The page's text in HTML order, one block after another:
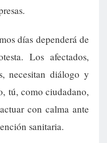
días dependerá de
Los afectados,
necesitan diálogo y
tú, como ciudadano,
con calma ante
sanitaria.